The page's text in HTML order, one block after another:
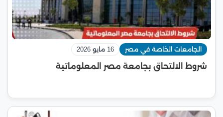
الجامعات الخاصة في مصر 16 مايو 2026
شروط الالتحاق بجامعة مصر المعلوماتية